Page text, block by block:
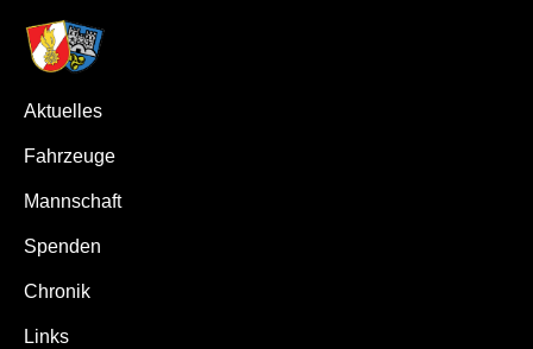
Aktuelles
Fahrzeuge
Mannschaft
Spenden
Chronik
Links